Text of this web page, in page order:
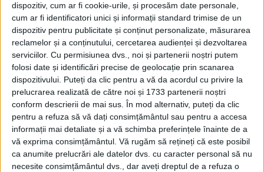
dispozitiv, cum ar fi cookie-urile, și procesăm date personale,
cum ar fi identificatori unici și informații standard trimise de un
dispozitiv pentru publicitate și conținut personalizate, măsurarea
reclamelor și a conținutului, cercetarea audienței și dezvoltarea
serviciilor. Cu permisiunea dvs., noi și partenerii noștri putem
folosi date și identificări precise de geolocație prin scanarea
dispozitivului. Puteți da clic pentru a vă da acordul cu privire la
prelucrarea realizată de către noi și 1733 partenerii noștri
conform descrierii de mai sus. În mod alternativ, puteți da clic
pentru a refuza să vă dați consimțământul sau pentru a accesa
informații mai detaliate și a vă schimba preferințele înainte de a
vă exprima consimțământul. Vă rugăm să rețineți că este posibil
ca anumite prelucrări ale datelor dvs. cu caracter personal să nu
necesite consimțământul dvs., dar aveți dreptul de a refuza o
SPORT
Kickboxerii de la CSM, pe podium la
„Centura de aur”
22 NOIEMBRIE 2021, 09:21 AM 1 MINUT DE CITIRE
REȘIȚA – Altă competiție, aceeași prestație! Kickboxerii de la
Clubul Sportiv Muncitoresc Reșița s-au evidențiat sâmbătă, 20
noiembrie, la competiția „Centura de aur”, organizată de
Federația Română de Freestyle Kickboxing la Buzău!